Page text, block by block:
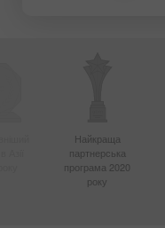
Найкраща
партнерська
програма 2020
року